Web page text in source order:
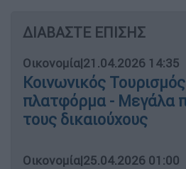
ΔΙΑΒΑΣΤΕ ΕΠΙΣΗΣ
Οικονομία|21.04.2026 14:35
Κοινωνικός
πλατφόρμα - Μεγάλα
τους δικαιούχους
Οικονομία|25.04.2026 01:00